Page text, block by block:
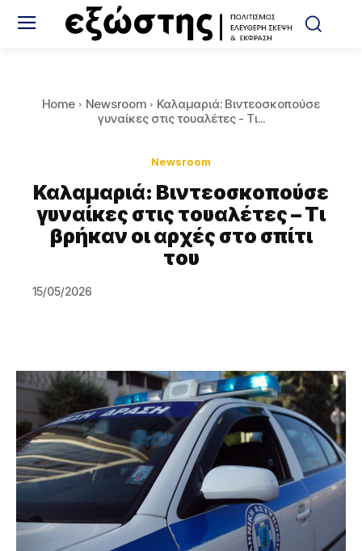
Home Newsroom
Καλαμαριά: Βιντεοσκοπούσε
γυναίκες στις τουαλέτες - Τι...
Newsroom
Καλαμαριά: Βιντεοσκοπούσε
γυναίκες στις τουαλέτες – Τι
βρήκαν οι αρχές στο σπίτι
του
15/05/2026